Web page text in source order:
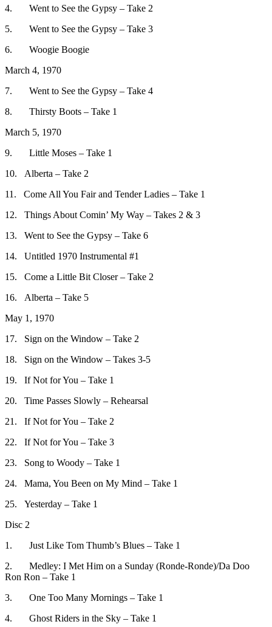
4. Went to See the Gypsy – Take 2
5. Went to See the Gypsy – Take 3
6. Woogie Boogie
March 4, 1970
7. Went to See the Gypsy – Take 4
8. Thirsty Boots – Take 1
March 5, 1970
9. Little Moses – Take 1
10. Alberta – Take 2
11. Come All You Fair and Tender Ladies – Take 1
12. Things About Comin’ My Way – Takes 2 & 3
13. Went to See the Gypsy – Take 6
14. Untitled 1970 Instrumental #1
15. Come a Little Bit Closer – Take 2
16. Alberta – Take 5
May 1, 1970
17. Sign on the Window – Take 2
18. Sign on the Window – Takes 3-5
19. If Not for You – Take 1
20. Time Passes Slowly – Rehearsal
21. If Not for You – Take 2
22. If Not for You – Take 3
23. Song to Woody – Take 1
24. Mama, You Been on My Mind – Take 1
25. Yesterday – Take 1
Disc 2
1. Just Like Tom Thumb’s Blues – Take 1
2. Medley: I Met Him on a Sunday (Ronde-Ronde)/Da Doo
Ron Ron – Take 1
3. One Too Many Mornings – Take 1
4. Ghost Riders in the Sky – Take 1